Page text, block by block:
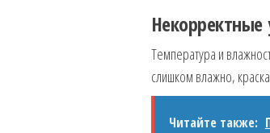
Температура и
слишком влажно,
Читайте также: